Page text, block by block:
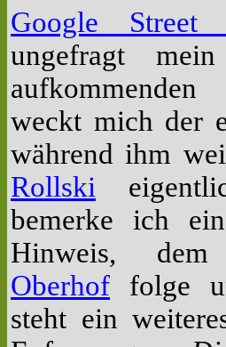
Google Street
ungefragt
aufkommenden
weckt mich der
während ihm
Rollski
bemerke ich
Hinweis,
Oberhof folge
steht ein